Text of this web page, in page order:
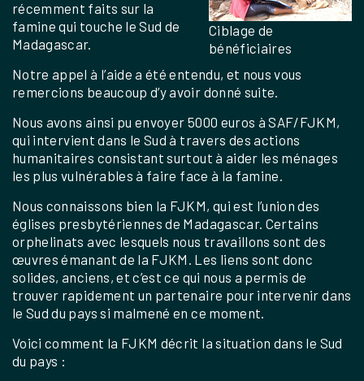
Ciblage de
bénéficiaires
récemment faits sur la
famine qui touche le Sud de
Madagascar.
Notre appel à l’aide a été entendu, et nous vous
remercions beaucoup d’y avoir donné suite.
Nous avons ainsi pu envoyer 5000 euros à SAF/FJKM,
qui intervient dans le Sud à travers des actions
humanitaires consistant surtout à aider les ménages
les plus vulnérables à faire face à la famine.
Nous connaissons bien la FJKM, qui est l’union des
églises presbytériennes de Madagascar. Certains
orphelinats avec lesquels nous travaillons sont des
œuvres émanant de la FJKM. Les liens sont donc
solides, anciens, et c’est ce qui nous a permis de
trouver rapidement un partenaire pour intervenir dans
le Sud du pays si malmené en ce moment.
Voici comment la FJKM décrit la situation dans le Sud
du pays :